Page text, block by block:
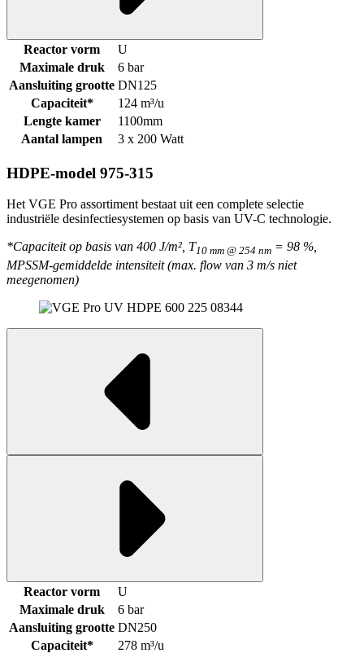
Reactor vorm
U
Maximale druk
6 bar
Aansluiting grootte DN125
Capaciteit*
124 m³/u
Lengte kamer
1100mm
Aantal lampen
3 x 200 Watt
HDPE-model 975-315
Het VGE Pro assortiment bestaat uit een complete selectie
industriële desinfectiesystemen op basis van UV-C technologie.
*Capaciteit op basis van 400 J/m², T10 mm @ 254 nm = 98 %,
MPSSM-gemiddelde intensiteit (max. flow van 3 m/s niet
meegenomen)
Reactor vorm
U
Maximale druk
6 bar
Aansluiting grootte DN250
Capaciteit*
278 m³/u